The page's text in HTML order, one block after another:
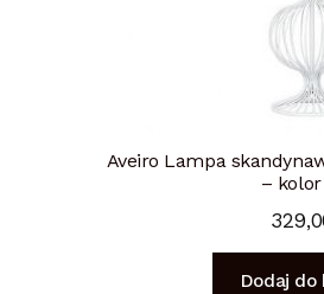
Aveiro Lampa
– kolor
Dodaj do